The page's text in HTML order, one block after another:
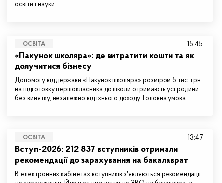
освіти і науки…
ОСВІТА
«Пакунок школяра»: де витратити кошти та як
долучитися бізнесу
Допомогу від держави «Пакунок школяра» розміром 5 тис. грн
на підготовку першокласника до школи отримають усі родини
без винятку, незалежно від їхнього доходу. Головна умова…
15:45
ОСВІТА
Вступ-2026: 212 837 вступників отримали
рекомендації до зарахування на бакалаврат
В електронних кабінетах вступників зʼявляються рекомендації
13:47